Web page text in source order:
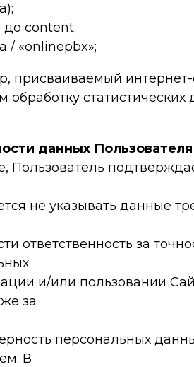
до content;
/ «onlinepbx»;
присваиваемый
статистических
данных Пользователя
Пользователь
не указывать данные
ответственность за
и/или пользовании
за
персональных
В